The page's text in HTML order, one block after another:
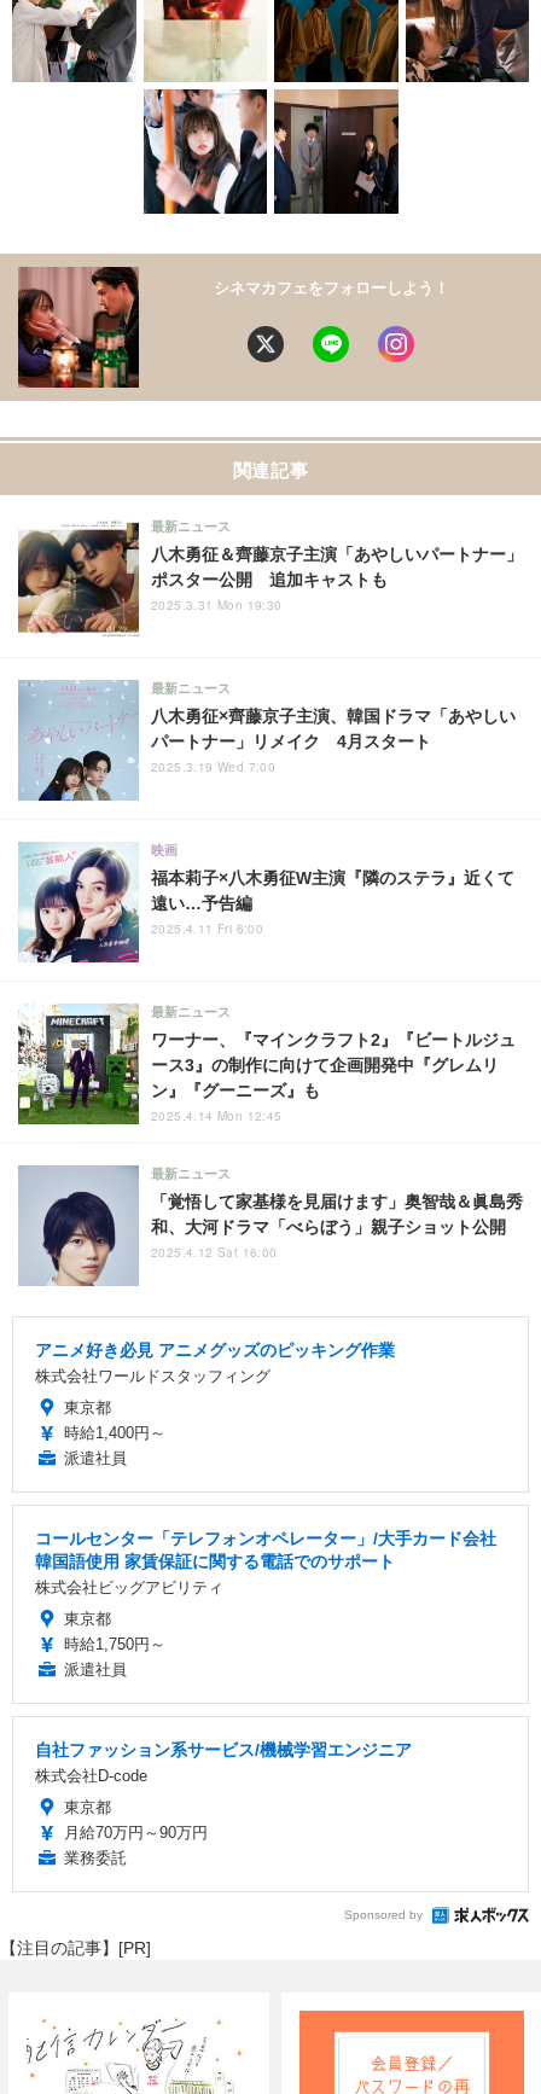
シネマカフェをフォローしよう！
関連記事
八木勇征＆齊藤京子主演「あやしいパートナー」
ポスター公開 追加キャストも
最新ニュース
2025.3.31 Mon 19:30
八木勇征×齊藤京子主演、韓国ドラマ「あやしい
パートナー」リメイク 4月スタート
最新ニュース
2025.3.19 Wed 7:00
福本莉子×八木勇征W主演『隣のステラ』近くて
遠い…予告編
映画
2025.4.11 Fri 6:00
ワーナー、『マインクラフト2』『ビートルジュ
ース3』の制作に向けて企画開発中『グレムリ
ン』『グーニーズ』も
最新ニュース
2025.4.14 Mon 12:45
「覚悟して家基様を見届けます」奥智哉＆眞島秀
和、大河ドラマ「べらぼう」親子ショット公開
最新ニュース
2025.4.12 Sat 16:00
アニメ好き必見 アニメグッズのピッキング作業
株式会社ワールドスタッフィング
東京都
時給1,400円～
派遣社員
コールセンター「テレフォンオペレーター」/大手カード会社
韓国語使用 家賃保証に関する電話でのサポート
株式会社ビッグアビリティ
東京都
時給1,750円～
派遣社員
自社ファッション系サービス/機械学習エンジニア
株式会社D-code
東京都
月給70万円～90万円
業務委託
Sponsored by
【注目の記事】[PR]